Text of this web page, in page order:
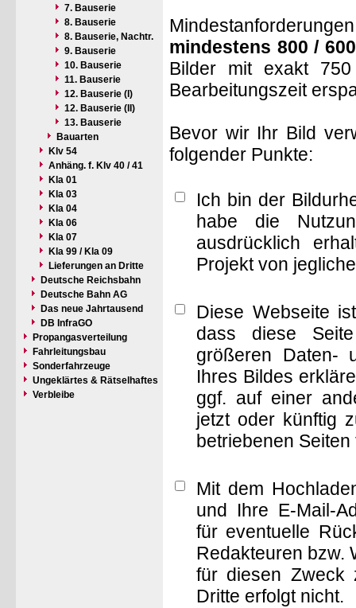
7. Bauserie
8. Bauserie
8. Bauserie, Nachtr.
9. Bauserie
10. Bauserie
11. Bauserie
12. Bauserie (I)
12. Bauserie (II)
13. Bauserie
Bauarten
Klv 54
Anhäng. f. Klv 40 / 41
Kla 01
Kla 03
Kla 04
Kla 06
Kla 07
Kla 99 / Kla 09
Lieferungen an Dritte
Deutsche Reichsbahn
Deutsche Bahn AG
Das neue Jahrtausend
DB InfraGO
Propangasverteilung
Fahrleitungsbau
Sonderfahrzeuge
Ungeklärtes & Rätselhaftes
Verbleibe
mindestens 800 /
Bilder mit exakt
Bearbeitungszeit
Bevor wir Ihr Bild
folgender Punkte:
Ich bin der
habe die
ausdrücklich
Projekt von
Diese Webseite
dass diese
größeren Daten-
Ihres Bildes
ggf. auf einer
jetzt oder künftig
betriebenen
Mit dem
und Ihre E-Mail-
für eventuelle
Redakteuren bzw.
für diesen Zweck
Dritte erfolgt nicht.